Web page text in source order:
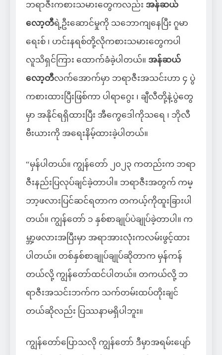
ဘရာဇီးကစားသမားတွေကလည်း အန်ဆယ်
လော့တီရဲ့ဦးဆောင်မှုကို သဘောကျနေပြီး ဂူမာ
ရေးစ် ၊ ဟင်းနရစ်တို့လိုကစားသမားတွေကပါ
လူသိရှင်ကြား ထောက်ခံခဲ့ပါတယ်။ အန်ဆယ်
လော့တီလက်အောက်မှာ ဘရာဇီးအသင်းဟာ ၄ ပွဲ
ကစားထားပြီးဖြစ်ကာ ပါရာဂွေး ၊ ချီလီတို့နဲ့ပွဲတွေ
မှာ အနိုင်ရရှိထားပြီး အီကွေဒေါကိုသရေ ၊ ဘိုလီ
ဗီးယားကို အရေးနိမ့်ထားခဲ့ပါတယ်။
“မှန်ပါတယ်။ ကျွန်တော် ၂၀၂၃ ကတည်းက ဘရာ
ဇီးနည်းပြလုပ်ချင်ခဲ့တာပါ။ ဘရာဇီးအတွက် ကမ္
ဘာ့ဖလားပြင်ဆင်ရတာက တကယ့်ကိုထူးခြားပါ
တယ်။ ကျွန်တော် ၁ နှစ်စာချုပ်ပဲချုပ်ခဲ့တာပါ။ က
မ္ဘာ့ဖလားအပြီးမှာ အရာအားလုံးကလမ်းဖွင့်ထား
ပါတယ်။ တစ်နှစ်စာချုပ်ချုပ်ဆိုတာက မှန်ကန်
တယ်လို့ ကျွန်တော်ထင်ပါတယ်။ တကယ်လို့ ဘ
ရာဇီးအသင်းဘက်က သက်တမ်းထပ်တိုးချင်
တယ်ဆိုလည်း ပြဿနာမရှိပါဘူး။
ကျွန်တော်ပြောသလို ကျွန်တော် ဒီမှာအရမ်းပျော်